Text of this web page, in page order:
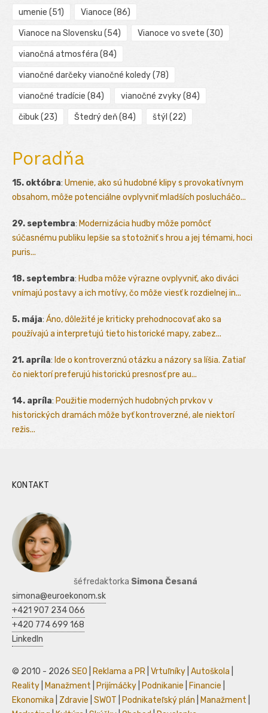
umenie (51) Vianoce (86)
Vianoce na Slovensku (54) Vianoce vo svete (30)
vianočná atmosféra (84)
vianočné darčeky vianočné koledy(78)
vianočné tradície (84) vianočné zvyky(84)
čibuk(23) Štedrý deň(84) štýl (22)
Poradňa
15. októbra: Umenie, ako sú hudobné klipy s provokatívnym
obsahom, môže potenciálne ovplyvniť mladších poslucháčo...
29. septembra: Modernizácia hudby môže pomôcť
súčasnému publiku lepšie sa stotožniť s hrou a jej témami, hoci
puris...
18. septembra: Hudba môže výrazne ovplyvniť, ako diváci
vnímajú postavy a ich motívy, čo môže viesť k rozdielnej in...
5. mája: Áno, dôležité je kriticky prehodnocovať ako sa
používajú a interpretujú tieto historické mapy, zabez...
21. apríla: Ide o kontroverznú otázku a názory sa líšia. Zatiaľ
čo niektorí preferujú historickú presnosť pre au...
14. apríla: Použitie moderných hudobných prvkov v
historických dramách môže byť kontroverzné, ale niektorí
režis...
KONTAKT
šéfredaktorka Simona Česaná
simona@euroekonom.sk
+421 907 234 066
+420 774 699 168
LinkedIn
© 2010 - 2026 SEO Reklama a PR Vrtuľníky Autoškola
Reality
Manažment Prijímáčky Podnikanie Financie
Ekonomika
Zdravie SWOT Podnikateľský plán Manažment